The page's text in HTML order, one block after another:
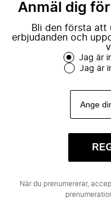
Anmäl dig
Bli den första att
erbjudanden och
Jag är
Jag är
När du prenumererar,